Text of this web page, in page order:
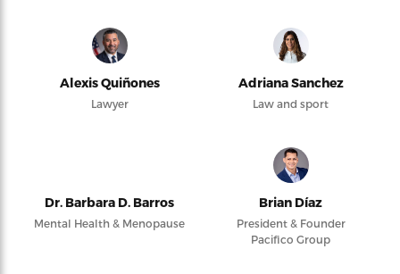
Alexis Quiñones
Lawyer
Adriana Sanchez
Law and sport
Dr. Barbara D. Barros
Mental Health & Menopause
Brian Díaz
President & Founder
Pacifico Group